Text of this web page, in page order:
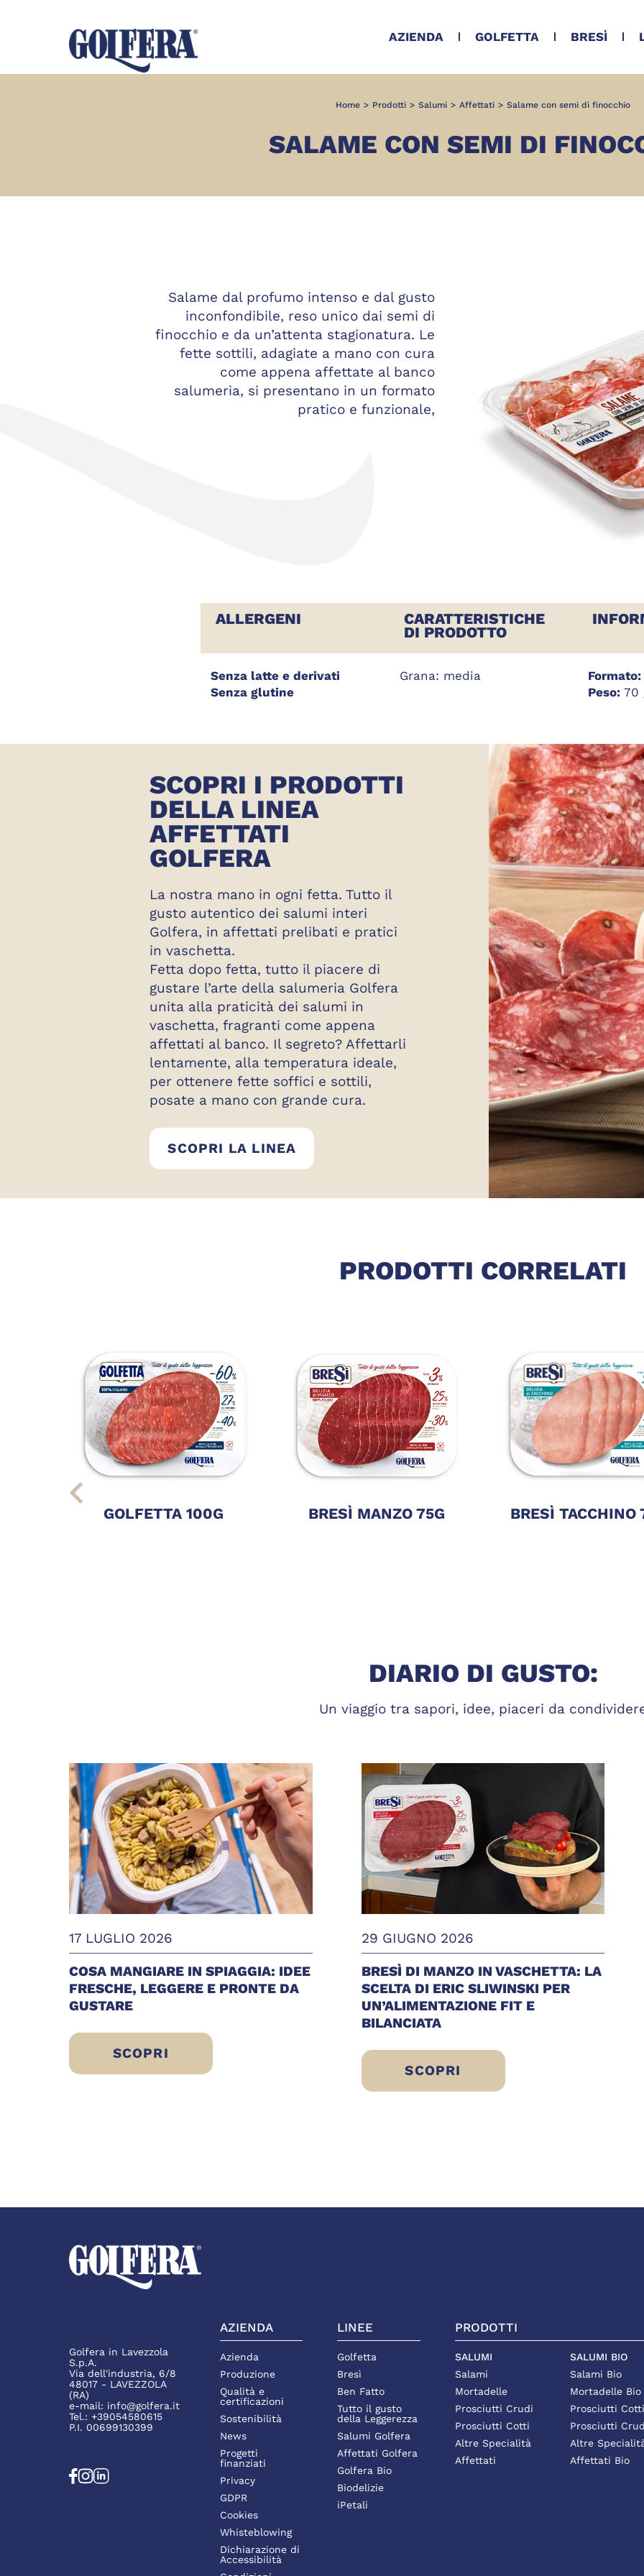
AZIENDA GOLFETTA BRESÌ
Home > Prodotti > Salumi > Affettati > Salame con semi di finocchio
SALAME CON SEMI DI
Salame dal profumo intenso e dal gusto
inconfondibile, reso unico dai semi di
finocchio e da un’attenta stagionatura. Le
fette sottili, adagiate a mano con cura
come appena affettate al banco
salumeria, si presentano in un formato
pratico e funzionale,
ALLERGENI
Senza latte e derivati
Senza glutine
CARATTERISTICHE
DI PRODOTTO
Grana: media Formato:
Peso:70
SCOPRI I PRODOTTI
DELLA LINEA
AFFETTATI
GOLFERA
La nostra mano in ogni fetta. Tutto il
gusto autentico dei salumi interi
Golfera, in affettati prelibati e pratici
in vaschetta.
Fetta dopo fetta, tutto il piacere di
gustare l’arte della salumeria Golfera
unita alla praticità dei salumi in
vaschetta, fragranti come appena
affettati al banco. Il segreto? Affettarli
lentamente, alla temperatura ideale,
per ottenere fette soffici e sottili,
posate a mano con grande cura.
SCOPRI LA LINEA
PRODOTTI CORRELATI
GOLFETTA 100G BRESÌ MANZO 75G BRESÌ TACCHINO
DIARIO DI GUSTO:
Un viaggio tra sapori, idee, piaceri da
17 LUGLIO 2026
COSA MANGIARE IN SPIAGGIA: IDEE
FRESCHE, LEGGERE E PRONTE DA
GUSTARE
SCOPRI
COSA MANGIARE IN SPIAGGIA: IDEE FRESCHE, LEGGERE E PRONTE DA
29 GIUGNO 2026
BRESÌ DI MANZO IN VASCHETTA: LA
SCELTA DI ERIC SLIWINSKI PER
UN’ALIMENTAZIONE FIT E
BILANCIATA
SCOPRI
BRESÌ DI MANZO IN VASCHETTA:
Golfera in Lavezzola
S.p.A.
Via dell'industria, 6/8
48017 - LAVEZZOLA
(RA)
e-mail: info@golfera.it
Tel.: +39054580615
P.I. 00699130399
AZIENDA
Azienda
Produzione
Qualità e
certificazioni
Sostenibilità
News
Progetti
finanziati
Privacy
GDPR
Cookies
Whisteblowing
Dichiarazione di
Accessibilità
LINEE
Golfetta
Bresì
Ben Fatto
Tutto il gusto
della Leggerezza
Salumi Golfera
Affettati Golfera
Golfera Bio
Biodelizie
iPetali
PRODOTTI
SALUMI
Salami
Mortadelle
Prosciutti Crudi
Prosciutti Cotti
Altre Specialità
Affettati
SALUMI BIO
Salami Bio
Mortadelle Bio
Prosciutti
Prosciutti
Altre
Affettati Bio